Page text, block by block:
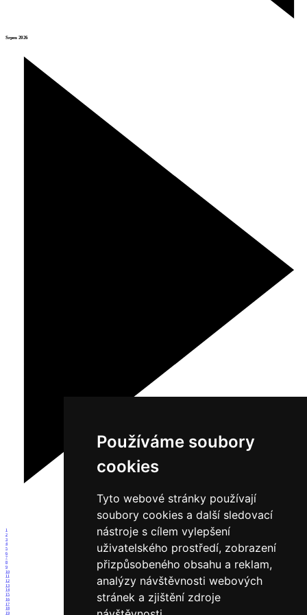
Používáme soubory
cookies
Tyto webové stránky používají
soubory cookies a další sledovací
nástroje s cílem vylepšení
uživatelského prostředí, zobrazení
přizpůsobeného obsahu a reklam,
analýzy návštěvnosti webových
stránek a zjištění zdroje
Srpen 2026
1
2
3
4
5
6
7
8
9
10
11
12
13
14
15
16
17
18
19